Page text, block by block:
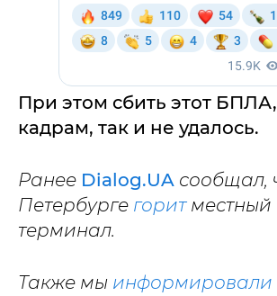
При этом сбить этот
кадрам, так и не удалось.
Ранее Dialog.UA сообщал,
Петербурге горитместный
терминал.
Также мы информировали